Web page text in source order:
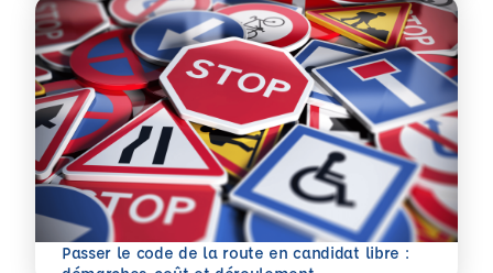
Passer le code de la route en candidat libre :